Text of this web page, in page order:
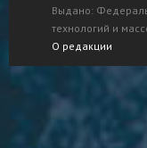
Выдано:
технологий и
О редакции